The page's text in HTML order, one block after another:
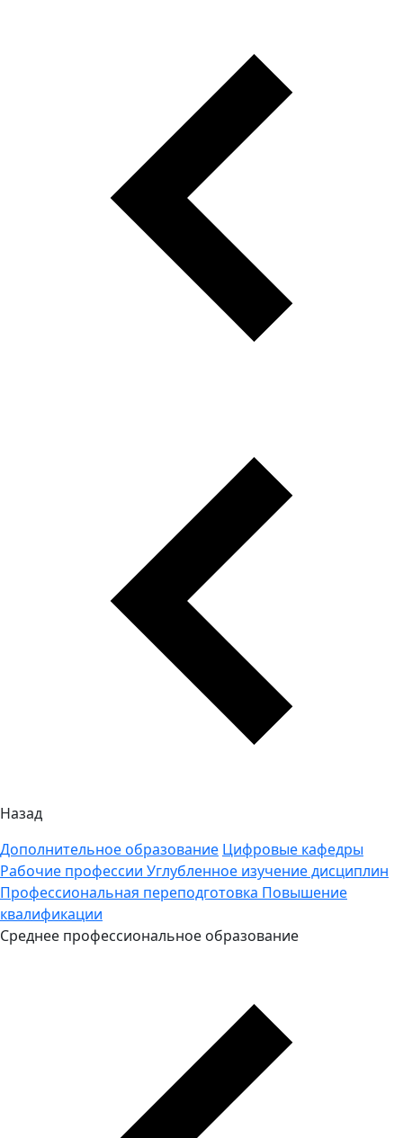
Назад
Дополнительное образование Цифровые кафедры
Рабочие профессии Углубленное изучение дисциплин
Профессиональная переподготовка Повышение
квалификации
Среднее профессиональное образование